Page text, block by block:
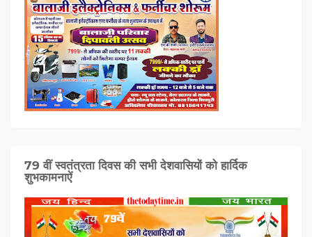
79 वीं स्वतंत्रता दिवस की सभी देशवासियों को हार्दिक
शुभकामनाऐं